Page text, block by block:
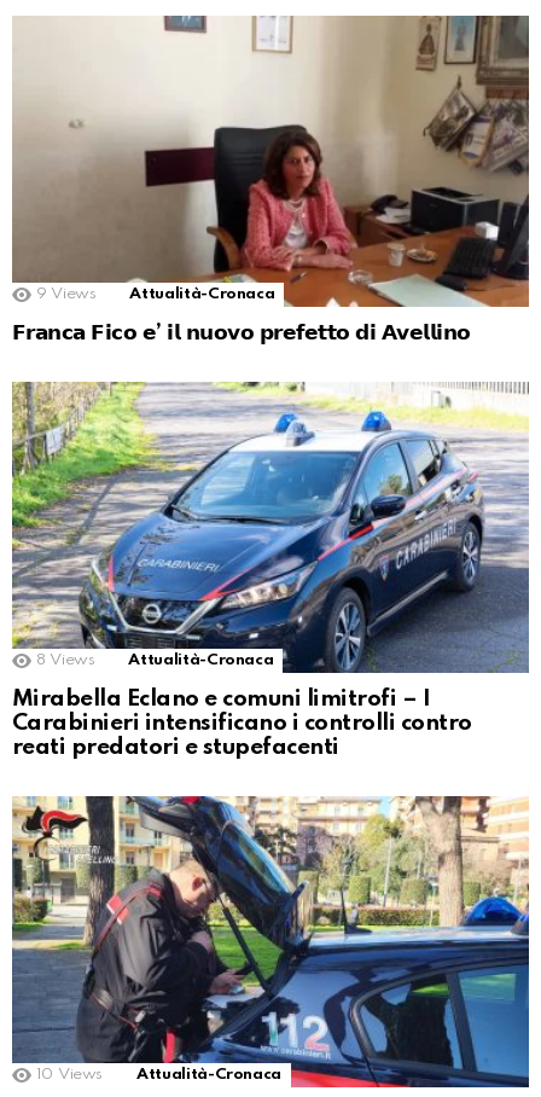
9 Views Attualità-Cronaca
𝗙𝗿𝗮𝗻𝗰𝗮 𝗙𝗶𝗰𝗼 𝗲’ 𝗶𝗹 𝗻𝘂𝗼𝘃𝗼 𝗽𝗿𝗲𝗳𝗲𝘁𝘁𝗼 𝗱𝗶 𝗔𝘃𝗲𝗹𝗹𝗶𝗻𝗼
8 Views Attualità-Cronaca
Mirabella Eclano e comuni limitrofi – I
Carabinieri intensificano i controlli contro
reati predatori e stupefacenti
10 Views Attualità-Cronaca